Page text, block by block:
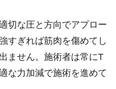
切な圧と方向でアプロー
すぎれば筋肉を傷めてし
ません。施術者は常にT
な力加減で施術を進めて